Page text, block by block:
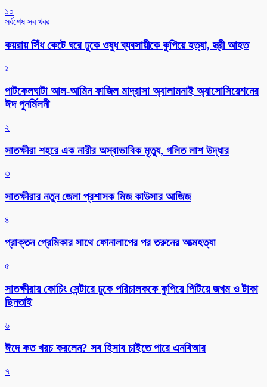
১০
সর্বশেষ সব খবর
কয়রায় সিঁধ কেটে ঘরে ঢুকে ওষুধ ব্যবসায়ীকে কুপিয়ে হত্যা, স্ত্রী আহত
১
পাটকেলঘাটা আল-আমিন ফাজিল মাদ্রাসা অ্যালামনাই অ্যাসোসিয়েশনের
ঈদ পুনর্মিলনী
২
সাতক্ষীরা শহরে এক নারীর অস্বাভাবিক মৃত্যু, গলিত লাশ উদ্ধার
৩
সাতক্ষীরার নতুন জেলা প্রশাসক মিজ কাউসার আজিজ
৪
প্রাক্তন প্রেমিকার সাথে ফোনালাপের পর তরুনের আত্মহত্যা
৫
সাতক্ষীরায় কোচিং সেন্টারে ঢুকে পরিচালককে কুপিয়ে পিটিয়ে জখম ও টাকা
ছিনতাই
৬
ঈদে কত খরচ করলেন? সব হিসাব চাইতে পারে এনবিআর
৭